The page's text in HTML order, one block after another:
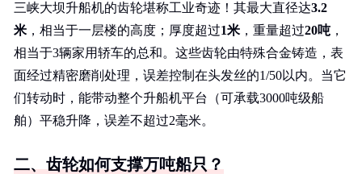
三峡大坝升船机的齿轮堪称工业奇迹！其最大直径达3.2
米 ，相当于一层楼的高度；厚度超过1米 ，重量超过20吨 ，
相当于3辆家用轿车的总和。这些齿轮由特殊合金铸造，表
面经过精密磨削处理，误差控制在头发丝的1/50以内。当它
们转动时，能带动整个升船机平台（可承载3000吨级船
舶）平稳升降，误差不超过2毫米。
二、齿轮如何支撑万吨船只？